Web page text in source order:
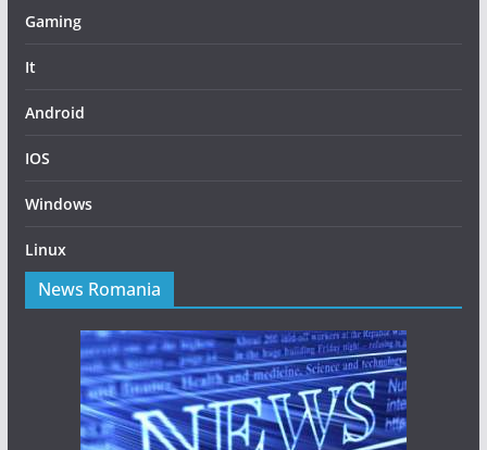
Gaming
It
Android
IOS
Windows
Linux
News Romania